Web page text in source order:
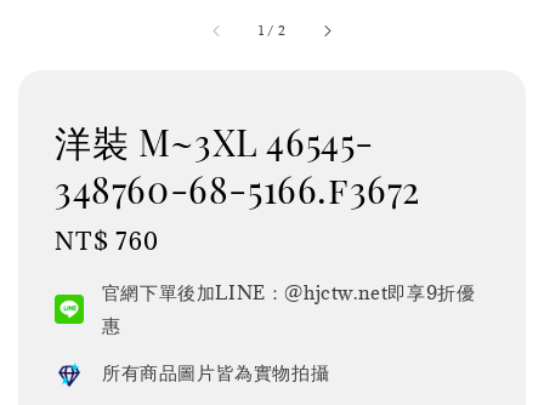
1 / 2
洋裝 M~3XL 46545-
348760-68-5166.f3672
Regular
NT$ 760
官網下單後加LINE：@hjctw.net即享9折優
惠
所有商品圖片皆為實物拍攝